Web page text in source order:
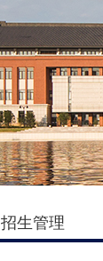
招生管理